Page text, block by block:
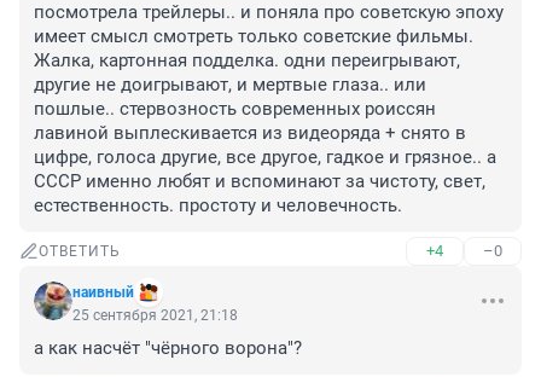
посмотрела трейлеры.. и поняла про советскую эпоху
имеет смысл смотреть только советские фильмы.
Жалка, картонная подделка. одни переигрывают,
другие не доигрывают, и мертвые глаза.. или
пошлые.. стервозность современных роиссян
лавиной выплескивается из видеоряда + снято в
цифре, голоса другие, все другое, гадкое и грязное.. а
СССР именно любят и вспоминают за чистоту, свет,
естественность. простоту и человечность.
ОТВЕТИТЬ +4 –0
наивный
25 сентября 2021, 21:18
а как насчёт "чёрного ворона"?